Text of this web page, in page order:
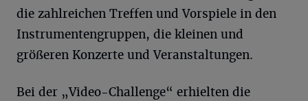
die zahlreichen Treffen und Vorspiele in den
Instrumentengruppen, die kleinen und
größeren Konzerte und Veranstaltungen.
Bei der „Video-Challenge“ erhielten die